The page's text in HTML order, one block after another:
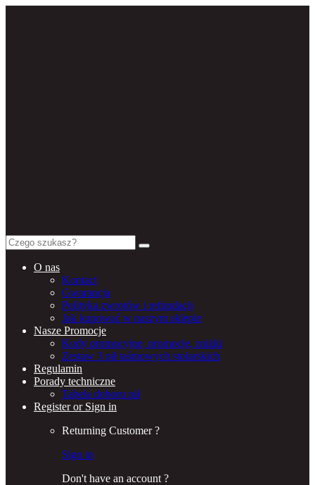
Search
for:
O nas
Kontact
Gwarancja
Polityka zwrotów i refundacji
Jak kupować w naszym sklepie
Nasze Promocje
Kody promocyjne, promocje, zniżki
Zestaw 3 pił taśmowych stolarskich
Regulamin
Porady techniczne
Tabela doboru pił
Register or Sign in
Returning Customer ?
Sign in
Don't have an account ?